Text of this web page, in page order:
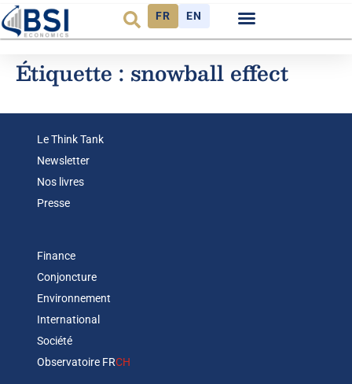
FR EN
Étiquette : snowball effect
Le Think Tank
Newsletter
Nos livres
Presse
Finance
Conjoncture
Environnement
International
Société
Observatoire FRCH